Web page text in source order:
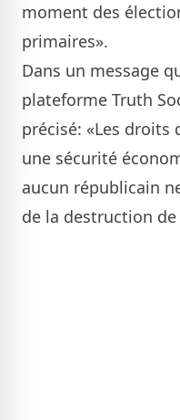
moment des
primaires».
Dans un message
plateforme Truth
précisé: «Les
une sécurité
aucun républicain
de la destruction